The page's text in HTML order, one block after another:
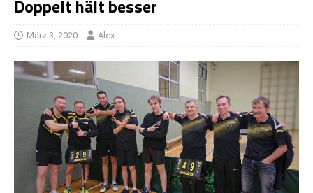
Doppelt hält besser
März 3, 2020 Alex